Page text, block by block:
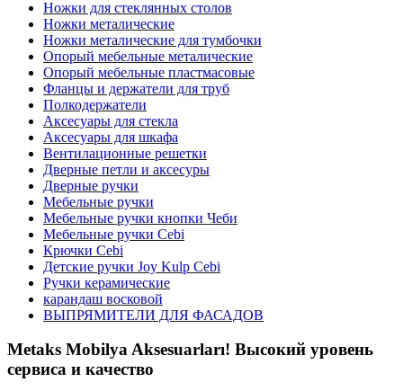
Ножки‏ металические
Ножки‏ металические для тумбочки
Полкодержатели
Аксесуары для стекла
Аксесуары для шкафа
Вентилационные решетки
Дверные петли и аксесуры
Дверные ручки
Мебельные ручки
Мебельные ручки кнопки Чеби
Мебельные ручки Cebi
Крючки Cebi
Детские ручки Joy Kulp Cebi
Ручки керамические
карандаш восковой
ВЫПРЯМИТЕЛИ ДЛЯ ФАСАДОВ
Metaks Mobilya Aksesuarları! Высокий уровень
сервиса и качество